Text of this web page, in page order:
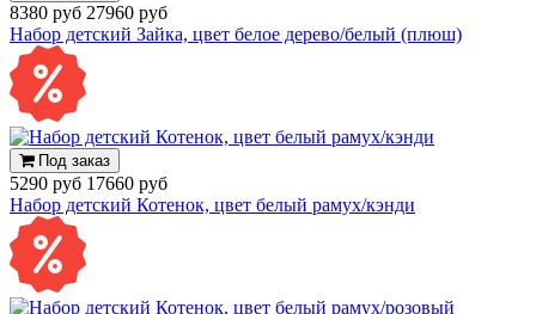
8380 руб 27960 руб
Набор детский Зайка, цвет белое дерево/белый (плюш)
Под заказ
5290 руб 17660 руб
Набор детский Котенок, цвет белый рамух/кэнди